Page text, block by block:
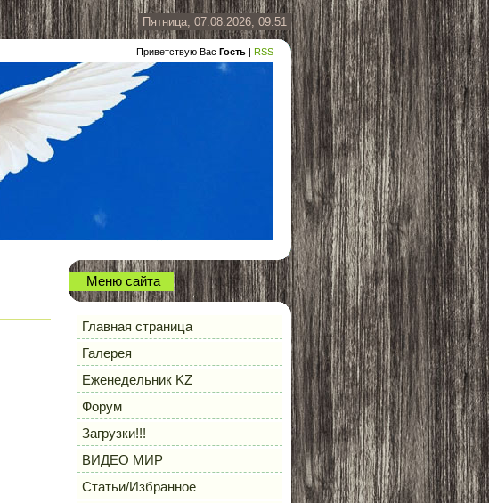
Пятница, 07.08.2026, 09:51
Приветствую Вас Гость | RSS
Меню сайта
Главная страница
Галерея
Еженедельник KZ
Форум
Загрузки!!!
ВИДЕО МИР
Статьи/Избранное